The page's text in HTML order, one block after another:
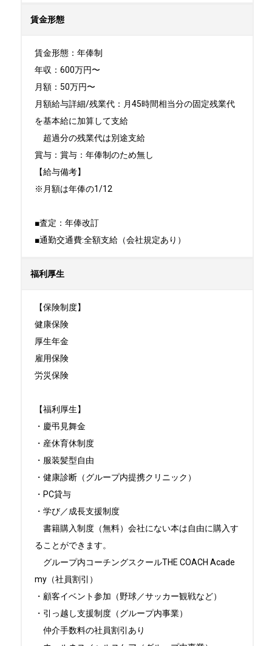
賃金形態
賃金形態：年俸制
年収：600万円〜
月額：50万円〜
月額給与詳細/残業代：月45時間相当分の固定残業代
を基本給に加算して支給
超過分の残業代は別途支給
賞与：賞与：年俸制のため無し
【給与備考】
※月額は年俸の1/12
■査定：年俸改訂
■通勤交通費:全額支給（会社規定あり）
福利厚生
【保険制度】
健康保険
厚生年金
雇用保険
労災保険
【福利厚生】
・慶弔見舞金
・産休育休制度
・服装髪型自由
・健康診断（グループ内提携クリニック）
・PC貸与
・学び／成長支援制度
書籍購入制度（無料）会社にない本は自由に購入す
ることができます。
グループ内コーチングスクールTHE COACH Acade
my（社員割引）
・顧客イベント参加（野球／サッカー観戦など）
・引っ越し支援制度（グループ内事業）
仲介手数料の社員割引あり